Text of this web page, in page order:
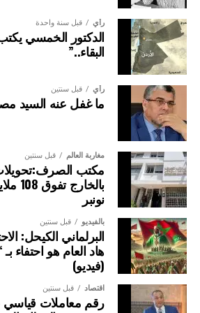
المستدامة لمصايد الأسماك البحرية على
وقد تم إعداد الاتفاق بقيادة منظمة
المتحدة (الفاو)، ويُعتبر من أهم
حوكمة مصايد الأسماك البحرية. ويهدف
السمكية الناتجة عن الصيد غير القانوني
من خلال التطبيق الفعّال لتدابير دولة
المحافظة طويلة الأمد على الموارد البحرية
يمثل نحو ثلاثة أرباع الدول الساحلية في
الصورة: ميناء صيد بمدينة هايكو، الصين — المصدر:
العام CC0).
رأي قبل سنة واحدة
الدكتور الخمسي
البقاء..”
رأي قبل سنتين
ما غفل عنه السيد
مغاربة العالم قبل سنتين
مكتب
نونبر
بالفيديو قبل سنتين
البرلماني الكيحل:
هاد العام هو احتفاء
(فيديو)
اقتصاد قبل سنتين